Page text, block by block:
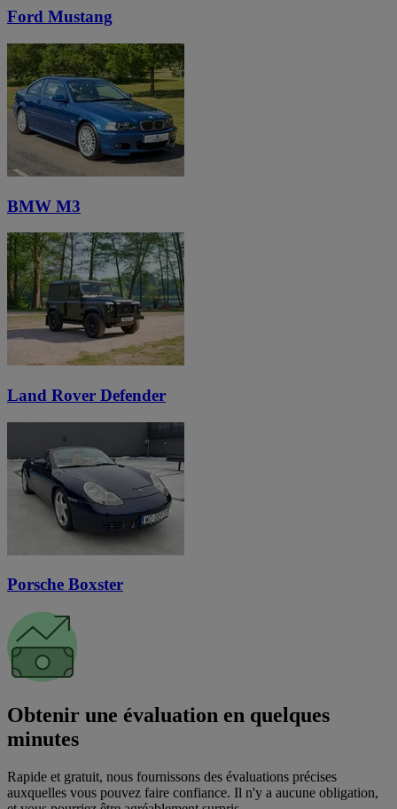
Ford Mustang
BMW M3
Land Rover Defender
Porsche Boxster
Obtenir une évaluation en quelques
minutes
Rapide et gratuit, nous fournissons des évaluations précises
auxquelles vous pouvez faire confiance. Il n'y a aucune obligation,